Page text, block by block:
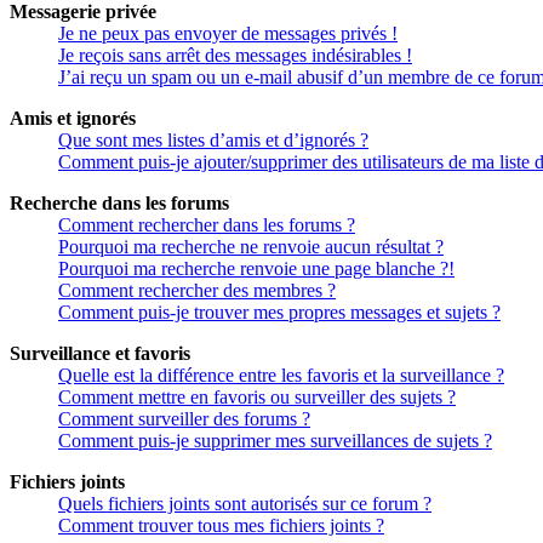
Messagerie privée
Je ne peux pas envoyer de messages privés !
Je reçois sans arrêt des messages indésirables !
J’ai reçu un spam ou un e-mail abusif d’un membre de ce
Amis et ignorés
Que sont mes listes d’amis et d’ignorés ?
Comment puis-je ajouter/supprimer des utilisateurs de ma liste
Recherche dans les forums
Comment rechercher dans les forums ?
Pourquoi ma recherche ne renvoie aucun résultat ?
Pourquoi ma recherche renvoie une page blanche ?!
Comment rechercher des membres ?
Comment puis-je trouver mes propres messages et sujets ?
Surveillance et favoris
Quelle est la différence entre les favoris et la surveillance ?
Comment mettre en favoris ou surveiller des sujets ?
Comment surveiller des forums ?
Comment puis-je supprimer mes surveillances de sujets ?
Fichiers joints
Quels fichiers joints sont autorisés sur ce forum ?
Comment trouver tous mes fichiers joints ?